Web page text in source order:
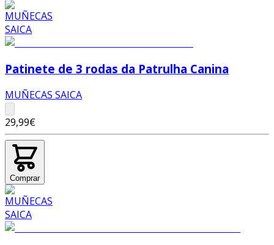
Patinete de 3 rodas da Patrulha Canina
MUÑECAS SAICA
29,99€
Comprar